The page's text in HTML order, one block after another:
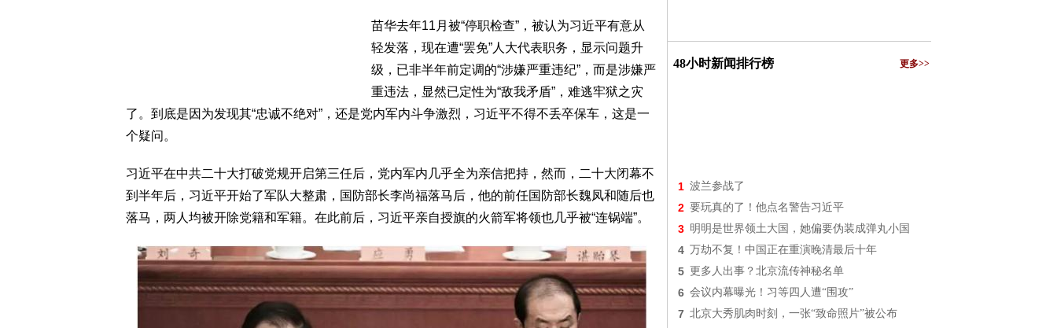
苗华去年11月被“停职检查”，被认为习近平有意从
轻发落，现在遭“罢免”人大代表职务，显示问题升
级，已非半年前定调的“涉嫌严重违纪”，而是涉嫌严
重违法，显然已定性为“敌我矛盾”，难逃牢狱之灾
了。到底是因为发现其“忠诚不绝对”，还是党内军内斗争激烈，习近平不得不丢卒保车，这是一
个疑问。
习近平在中共二十大打破党规开启第三任后，党内军内几乎全为亲信把持，然而，二十大闭幕不
到半年后，习近平开始了军队大整肃，国防部长李尚福落马后，他的前任国防部长魏凤和随后也
落马，两人均被开除党籍和军籍。在此前后，习近平亲自授旗的火箭军将领也几乎被“连锅端”。
48小时新闻排行榜 更多>>
1 波兰参战了
2 要玩真的了！他点名警告习近平
3 明明是世界领土大国，她偏要伪装成弹丸小国
4 万劫不复！中国正在重演晚清最后十年
5 更多人出事？北京流传神秘名单
6 会议内幕曝光！习等四人遭“围攻”
7 北京大秀肌肉时刻，一张“致命照片”被公布